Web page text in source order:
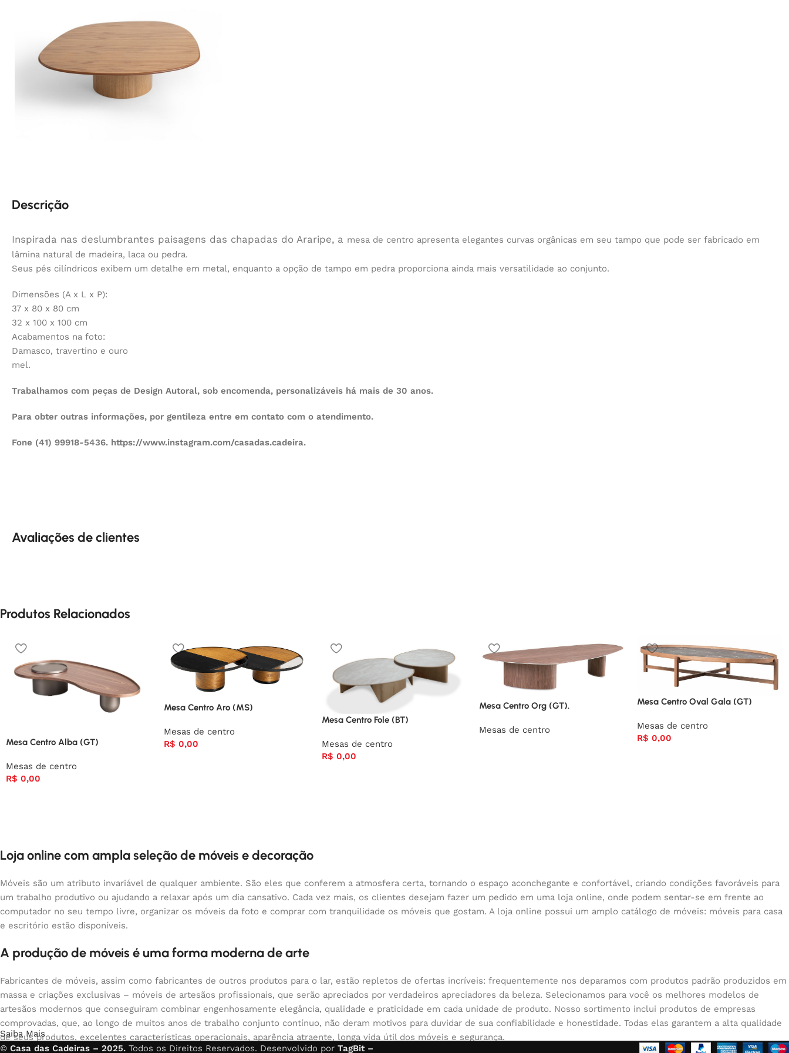
Descrição
Inspirada nas deslumbrantes paisagens das chapadas do Araripe, a mesa de centro apresenta elegantes curvas orgânicas em seu tampo que pode ser fabricado em
lâmina natural de madeira, laca ou pedra.
Seus pés cilíndricos exibem um detalhe em metal, enquanto a opção de tampo em pedra proporciona ainda mais versatilidade ao conjunto.
Dimensões (A x L x P):
37 x 80 x 80 cm
32 x 100 x 100 cm
Acabamentos na foto:
Damasco, travertino e ouro
mel.
Trabalhamos com peças de Design Autoral, sob encomenda, personalizáveis há mais de 30 anos.
Para obter outras informações, por gentileza entre em contato com o atendimento.
Fone (41) 99918-5436. https://www.instagram.com/casadas.cadeira.
Avaliações de clientes
Produtos Relacionados
Mesa Centro Alba (GT)
Mesas de centro
R$ 0,00
Mesa Centro Aro (MS)
Mesas de centro
R$ 0,00
Mesa Centro Fole (BT)
Mesas de centro
R$ 0,00
Mesa Centro Org (GT).
Mesas de centro
Mesa Centro Oval Gala (GT)
Mesas de centro
R$ 0,00
Loja online com ampla seleção de móveis e decoração
Móveis são um atributo invariável de qualquer ambiente. São eles que conferem a atmosfera certa, tornando o espaço aconchegante e confortável, criando condições favoráveis para
um trabalho produtivo ou ajudando a relaxar após um dia cansativo. Cada vez mais, os clientes desejam fazer um pedido em uma loja online, onde podem sentar-se em frente ao
computador no seu tempo livre, organizar os móveis da foto e comprar com tranquilidade os móveis que gostam. A loja online possui um amplo catálogo de móveis: móveis para casa
e escritório estão disponíveis.
A produção de móveis é uma forma moderna de arte
Fabricantes de móveis, assim como fabricantes de outros produtos para o lar, estão repletos de ofertas incríveis: frequentemente nos deparamos com produtos padrão produzidos em
massa e criações exclusivas – móveis de artesãos profissionais, que serão apreciados por verdadeiros apreciadores da beleza. Selecionamos para você os melhores modelos de
artesãos modernos que conseguiram combinar engenhosamente elegância, qualidade e praticidade em cada unidade de produto. Nosso sortimento inclui produtos de empresas
comprovadas, que, ao longo de muitos anos de trabalho conjunto contínuo, não deram motivos para duvidar de sua confiabilidade e honestidade. Todas elas garantem a alta qualidade
de seus produtos, excelentes características operacionais, aparência atraente, longa vida útil dos móveis e segurança.
Saiba Mais
© Casa das Cadeiras – 2025. Todos os Direitos Reservados. Desenvolvido por TagBit –